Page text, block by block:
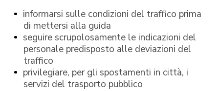
informarsi sulle condizioni del traffico prima
di mettersi alla guida
seguire scrupolosamente le indicazioni del
personale predisposto alle deviazioni del
traffico
privilegiare, per gli spostamenti in città, i
servizi del trasporto pubblico